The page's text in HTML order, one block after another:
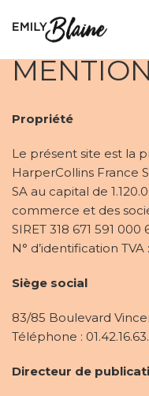
Propriété
Le présent site est la
HarperCollins France
SA au capital de
commerce et des
SIRET 318 671 591 000
N° d’identification TVA
Siège social
83/85 Boulevard
Téléphone :
Directeur de